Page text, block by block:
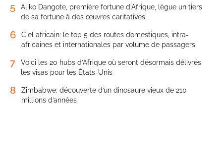
5
Aliko Dangote, première fortune d’Afrique, lègue un tiers
de sa fortune à des œuvres caritatives
6
Ciel africain: le top 5 des routes domestiques, intra-
africaines et internationales par volume de passagers
7
Voici les 20 hubs d’Afrique où seront désormais délivrés
les visas pour les États-Unis
8
Zimbabwe: découverte d’un dinosaure vieux de 210
millions d’années